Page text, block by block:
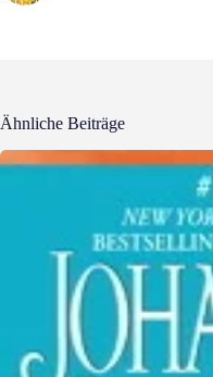
Ähnliche Beiträge